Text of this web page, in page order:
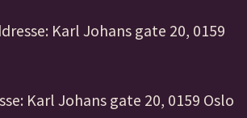
Karl Johans gate 20, 0159
Karl Johans gate 20, 0159 Oslo